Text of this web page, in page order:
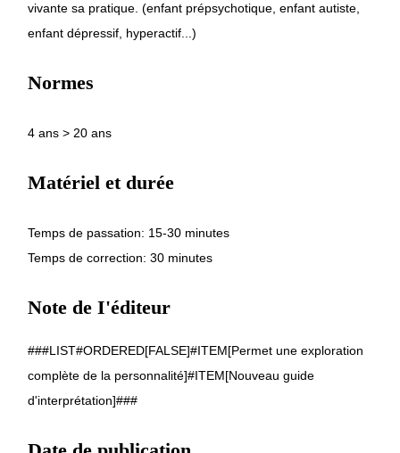
vivante sa pratique. (enfant prépsychotique, enfant autiste,
enfant dépressif, hyperactif...)
Normes
4 ans > 20 ans
Matériel et durée
Temps de passation: 15-30 minutes
Temps de correction: 30 minutes
Note de I'éditeur
###LIST#ORDERED[FALSE]#ITEM[Permet une exploration
complète de la personnalité]#ITEM[Nouveau guide
d'interprétation]###